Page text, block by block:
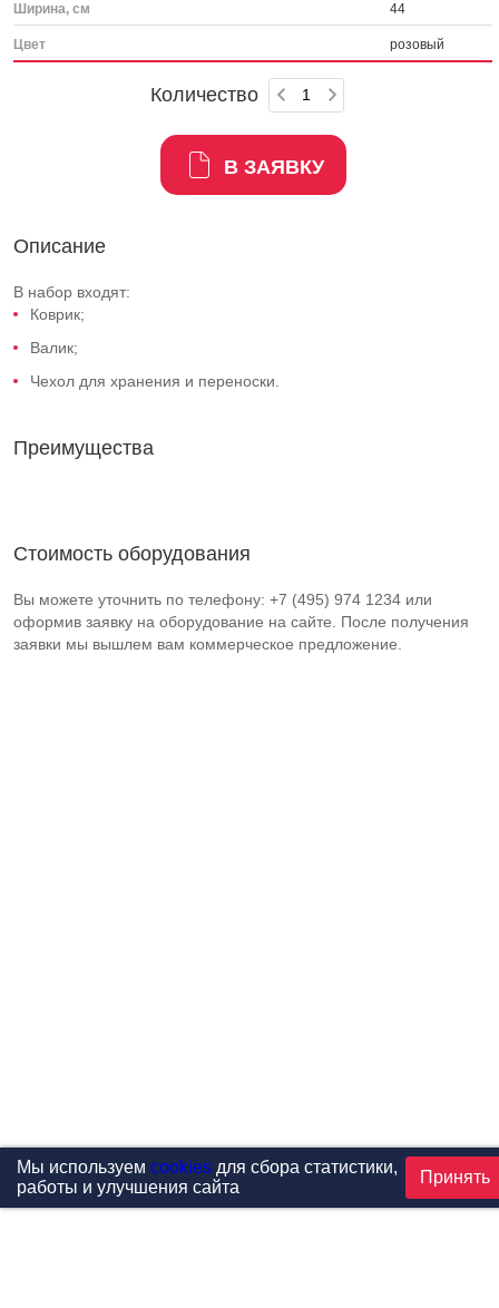
Ширина, см 44
Цвет розовый
Количество
В ЗАЯВКУ
Описание
В набор входят:
Коврик;
Валик;
Чехол для хранения и переноски.
Преимущества
Стоимость оборудования
Вы можете уточнить по телефону: +7 (495) 974 1234 или
оформив заявку на оборудование на сайте. После получения
заявки мы вышлем вам коммерческое предложение.
Мы используем cookiesдля сбора статистики,
работы и улучшения сайта
Принять